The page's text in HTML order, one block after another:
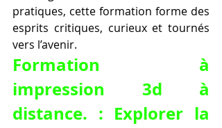
pratiques, cette formation forme des
esprits critiques, curieux et tournés
vers l’avenir.
Formation à
impression 3d à
distance. : Explorer la